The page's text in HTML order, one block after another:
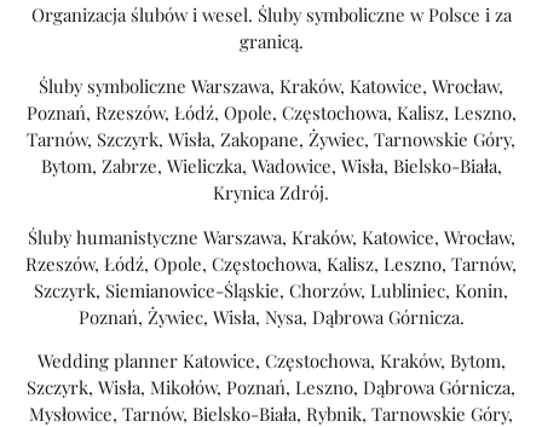
Organizacja ślubów i wesel. Śluby symboliczne w Polsce i za
granicą.
Śluby symboliczne Warszawa, Kraków, Katowice, Wrocław,
Poznań, Rzeszów, Łódź, Opole, Częstochowa, Kalisz, Leszno,
Tarnów, Szczyrk, Wisła, Zakopane, Żywiec, Tarnowskie Góry,
Bytom, Zabrze, Wieliczka, Wadowice, Wisła, Bielsko-Biała,
Krynica Zdrój.
Śluby humanistyczne Warszawa, Kraków, Katowice, Wrocław,
Rzeszów, Łódź, Opole, Częstochowa, Kalisz, Leszno, Tarnów,
Szczyrk, Siemianowice-Śląskie, Chorzów, Lubliniec, Konin,
Poznań, Żywiec, Wisła, Nysa, Dąbrowa Górnicza.
Wedding planner Katowice, Częstochowa, Kraków, Bytom,
Szczyrk, Wisła, Mikołów, Poznań, Leszno, Dąbrowa Górnicza,
Mysłowice, Tarnów, Bielsko-Biała, Rybnik, Tarnowskie Góry,